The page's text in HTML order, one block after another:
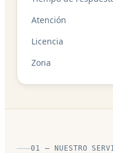
Atención
Licencia
Zona
01 — NUESTRO